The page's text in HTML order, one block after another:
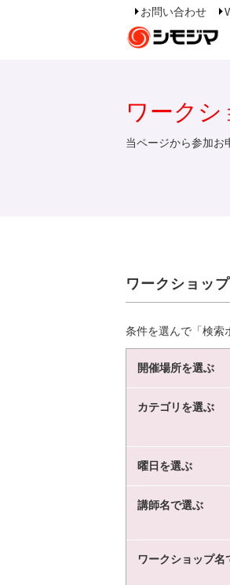
お問い合わせ
ワークシ
当ページから参加お
ワークショッ
条件を選んで「検索
開催場所を選ぶ
カテゴリを選ぶ
曜日を選ぶ
講師名で選ぶ
ワークショップ名